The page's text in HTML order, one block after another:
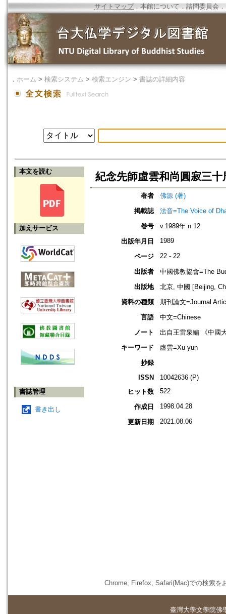
サイトマップ．本館について ． 諮問委員会 ．
． ホーム > 検索システム > 検索エンジン > 書誌の詳細内容
本文を読む
加えサービス
書誌管理
書き出し
紀念先師虛雲和尚圓寂三十
著者
佛源 (著)
掲載誌
法音=The Voice of
巻号
v.1989年 n.12
出版年月日
1989
ページ 22 - 22
出版者
中國佛教協會=The
出版地
北京, 中國 [Beijing,
資料の種類
期刊論文=Journal
言語
中文=Chinese
ノート
出自王雷泉編 《中國
キーワード
虛雲=Xu yun
抄録
ISSN
10042636 (P)
ヒット数
522
作成日 1998.04.28
更新日期 2021.08.06
Chrome, Firefox, Safari(Mac)での検索を
臺灣大學文學院佛